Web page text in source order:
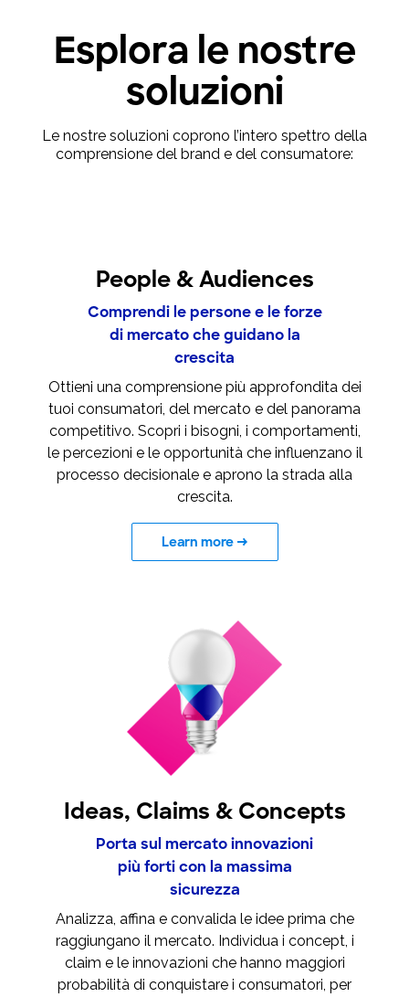
Esplora le nostre
soluzioni
Le nostre soluzioni coprono l’intero spettro della
comprensione del brand e del consumatore:
People & Audiences
Comprendi le persone e le forze
di mercato che guidano la
crescita
Ottieni una comprensione più approfondita dei
tuoi consumatori, del mercato e del panorama
competitivo. Scopri i bisogni, i comportamenti,
le percezioni e le opportunità che influenzano il
processo decisionale e aprono la strada alla
crescita.
Learn more →
Ideas, Claims & Concepts
Porta sul mercato innovazioni
più forti con la massima
sicurezza
Analizza, affina e convalida le idee prima che
raggiungano il mercato. Individua i concept, i
claim e le innovazioni che hanno maggiori
probabilità di conquistare i consumatori, per